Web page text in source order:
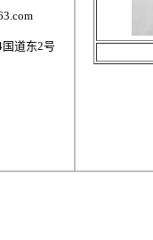
道东2号